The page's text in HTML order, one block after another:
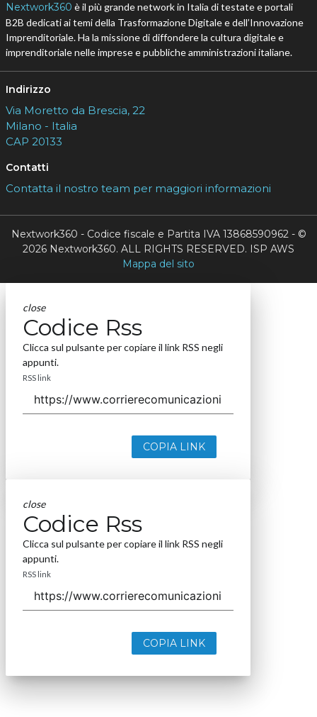
Nextwork360 è il più grande network in Italia di testate e portali
B2B dedicati ai temi della Trasformazione Digitale e dell’Innovazione
Imprenditoriale. Ha la missione di diffondere la cultura digitale e
imprenditoriale nelle imprese e pubbliche amministrazioni italiane.
Indirizzo
Via Moretto da Brescia, 22
Milano - Italia
CAP 20133
Contatti
Contatta il nostro team per maggiori informazioni
Nextwork360 - Codice fiscale e Partita IVA 13868590962 - ©
2026 Nextwork360. ALL RIGHTS RESERVED. ISP AWS
Mappa del sito
close
Codice Rss
Clicca sul pulsante per copiare il link RSS negli
appunti.
RSS link
COPIA LINK
close
Codice Rss
Clicca sul pulsante per copiare il link RSS negli
appunti.
RSS link
COPIA LINK